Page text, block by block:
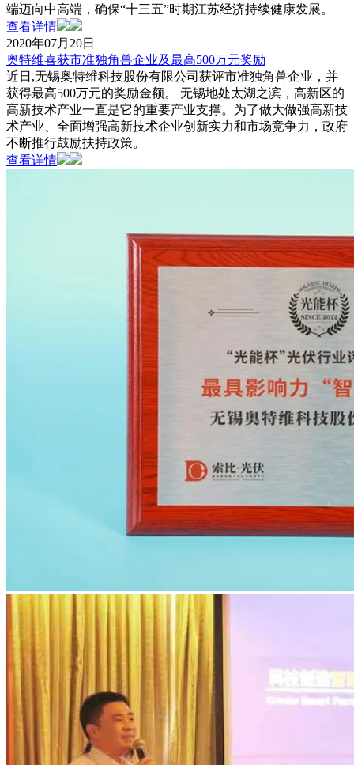
端迈向中高端，确保“十三五”时期江苏经济持续健康发展。
查看详情
2020年07月20日
奥特维喜获市准独角兽企业及最高500万元奖励
近日,无锡奥特维科技股份有限公司获评市准独角兽企业，并
获得最高500万元的奖励金额。 无锡地处太湖之滨，高新区的
高新技术产业一直是它的重要产业支撑。为了做大做强高新技
术产业、全面增强高新技术企业创新实力和市场竞争力，政府
不断推行鼓励扶持政策。
查看详情